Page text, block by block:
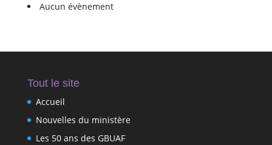
Aucun évènement
Tout le site
Accueil
Nouvelles du ministère
Les 50 ans des GBUAF